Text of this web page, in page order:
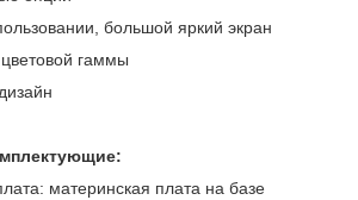
большой яркий экран
гаммы
материнская плата на базе